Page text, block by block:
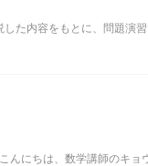
た内容をもとに、問題演
にちは、数学講師のキョ